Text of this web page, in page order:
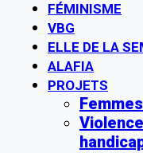
FÉMINISME
VBG
ELLE DE LA
ALAFIA
PROJETS